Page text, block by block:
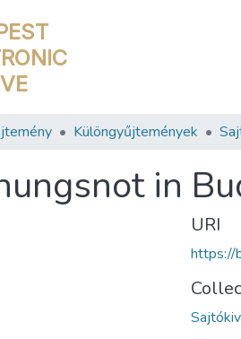
Különgyűjtemények
in
URI
https://